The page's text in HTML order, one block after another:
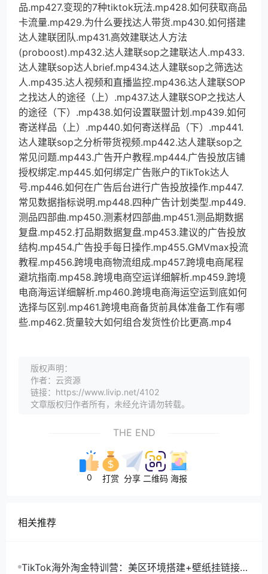
品.mp427.变现的7种tiktok玩法.mp428.如何获取商品
卡流量.mp429.为什么要找达人带货.mp430.如何搭建
达人建联团队.mp431.高效建联达人方法
(proboost).mp432.达人建联sop之建联达人.mp433.
达人建联sop达人brief.mp434.达人建联sop之筛选达
人.mp435.达人视频和直播监控.mp436.达人建联SOP
之找达人的途径（上）.mp437.达人建联SOP之找达人
的途径（下）.mp438.如何设置联盟计划.mp439.如何
寄送样品（上）.mp440.如何寄送样品（下）.mp441.
达人建联sop之分析带货视频.mp442.达人建联sop之
常见问题.mp443.广告开户教程.mp444.广告投放店铺
授权绑定.mp445.如何绑定广告账户的TikTok达人
号.mp446.如何在广告后台进行广告投放操作.mp447.
常见数据指标说明.mp448.四种广告计划类型.mp449.
测品四部曲.mp450.测素材四部曲.mp451.测品期数据
复盘.mp452.打品期数据复盘.mp453.建议的广告投放
结构.mp454.广告投手每日操作.mp455.GMVmax投流
教程.mp456.跨境电商物流组成.mp457.跨境电商尾程
避坑指南.mp458.跨境电商空运详细解析.mp459.跨境
电商海运详细解析.mp460.跨境电商海运空运到底如何
选择与区别.mp461.跨境电商备货前具体准备工作有哪
些.mp462.货量较大如何组合发货性价比更高.mp4
版权声明：
作者：云资源
链接：https://www.livip.net/4102
文章版权归作者所有，未经允许请勿转载。
THE END
0 打赏 分享 二维码 海报
相关推荐
TikTok海外淘金特训营：美区环境搭建+壁纸挂链接